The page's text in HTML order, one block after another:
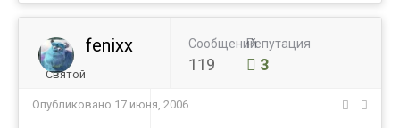
fenixx
Святой
Сообщений
119
Репутация
3
Опубликовано 17 июня, 2006